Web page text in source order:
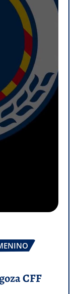
CFF